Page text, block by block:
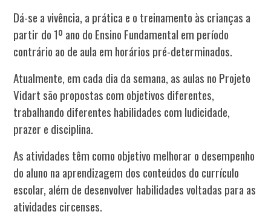
Dá-se a vivência, a prática e o treinamento às crianças a
partir do 1º ano do Ensino Fundamental em período
contrário ao de aula em horários pré-determinados.
Atualmente, em cada dia da semana, as aulas no Projeto
Vidart são propostas com objetivos diferentes,
trabalhando diferentes habilidades com ludicidade,
prazer e disciplina.
As atividades têm como objetivo melhorar o desempenho
do aluno na aprendizagem dos conteúdos do currículo
escolar, além de desenvolver habilidades voltadas para as
atividades circenses.